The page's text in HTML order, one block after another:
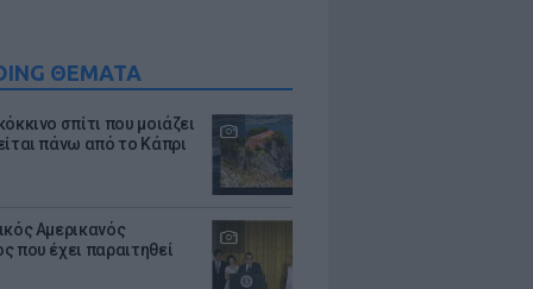
ΘΕΜΑΤΑ
σπίτι που μοιάζει
πάνω από το Κάπρι
Αμερικανός
που έχει παραιτηθεί